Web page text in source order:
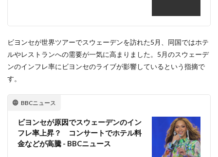
ビヨンセが世界ツアーでスウェーデンを訪れた5月、同国ではホテ
ルやレストランへの需要が一気に高まりました。5月のスウェーデ
ンのインフレ率にビヨンセのライブが影響しているという指摘で
す。
BBCニュース
ビヨンセが原因でスウェーデンのイン
フレ率上昇？ コンサートでホテル料
金などが高騰 - BBCニュース